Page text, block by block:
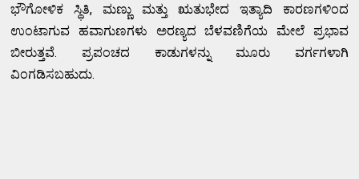
ಭೌಗೋಳಿಕ ಸ್ಥಿತಿ, ಮಣ್ಣು ಮತ್ತು ಋತುಭೇದ ಇತ್ಯಾದಿ ಕಾರಣಗಳಿಂದ
ಉಂಟಾಗುವ ಹವಾಗುಣಗಳು ಅರಣ್ಯದ ಬೆಳವಣಿಗೆಯ ಮೇಲೆ ಪ್ರಭಾವ
ಬೀರುತ್ತವೆ. ಪ್ರಪಂಚದ ಕಾಡುಗಳನ್ನು ಮೂರು ವರ್ಗಗಳಾಗಿ
ವಿಂಗಡಿಸಬಹುದು.